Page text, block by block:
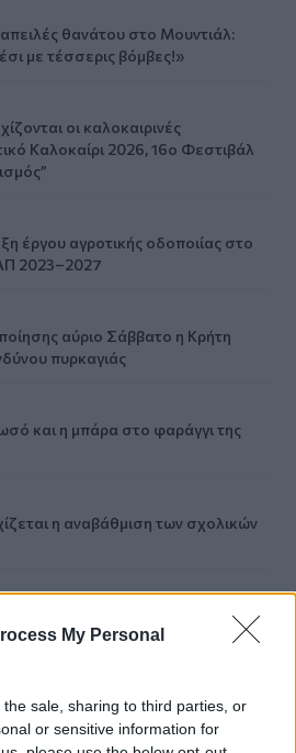
My Personal
sale, sharing to third parties, or
or sensitive information for
θανάτου στο Μουντιάλ:
με τέσσερις βόμβες!»
οι καλοκαιρινές
Καλοκαίρι 2026, 16ο Φεστιβάλ
έργου αγροτικής οδοποιίας στο
2023–2027
αύριο Σάββατο η Κρήτη
πυρκαγιάς
και η μπάρα στο φαράγγι της
η αναβάθμιση των σχολικών
του ΤΕΕ/ΤΑΚ για το μέλλον της
κορίτσι και ρωτούσε "πόσο;" -
τουρίστα - Δείτε βίντεο